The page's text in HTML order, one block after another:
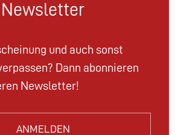
Newsletter
und auch sonst
Dann abonnieren
Newsletter!
ANMELDEN